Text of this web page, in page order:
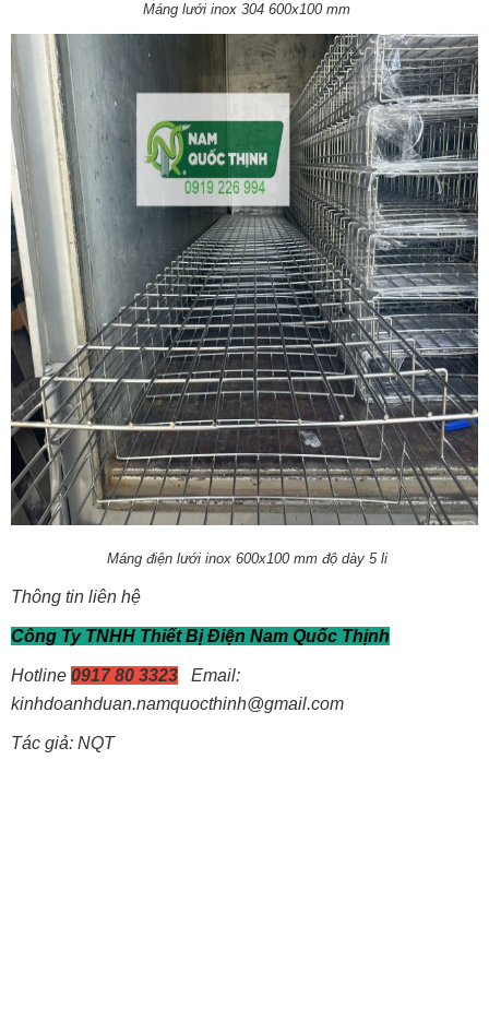
Máng lưới inox 304 600x100 mm
Máng điện lưới inox 600x100 mm độ dày 5 li
Thông tin liên hệ
Công Ty TNHH Thiết Bị Điện Nam Quốc Thịnh
Hotline 0917 80 3323 Email:
kinhdoanhduan.namquocthinh@gmail.com
Tác giả: NQT